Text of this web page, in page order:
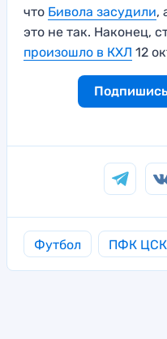
что Бивола засудили,
это не так. Наконец,
произошло в КХЛ 12
Футбол ПФК